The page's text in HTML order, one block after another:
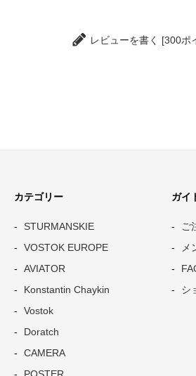
レビューを書く [300ポ
カテゴリー
STURMANSKIE
VOSTOK EUROPE
AVIATOR
Konstantin Chaykin
Vostok
Doratch
CAMERA
ガイ
ご
メ
シ